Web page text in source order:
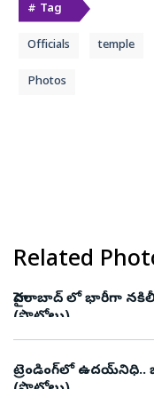
# Tag
Officials temple
Photos
Related
హైదరాబాద్ లో భారీగా
(ఫొటోలు)
ట్రెండింగ్‌లో ఉదయ్‌నిధి..
(ఫొటోలు)